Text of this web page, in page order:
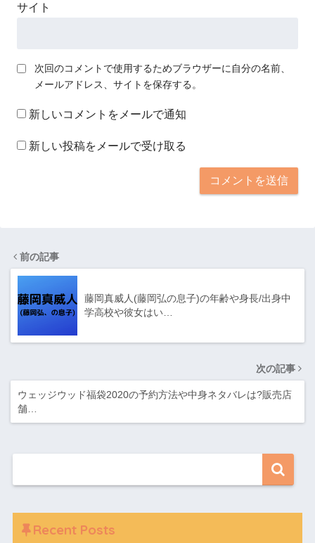
サイト
次回のコメントで使用するためブラウザーに自分の名前、
メールアドレス、サイトを保存する。
新しいコメントをメールで通知
新しい投稿をメールで受け取る
前の記事
藤岡真威人(藤岡弘の息子)の年齢や身長/出身中
学高校や彼女はい…
次の記事
ウェッジウッド福袋2020の予約方法や中身ネタバレは?販売店
舗…
Recent Posts